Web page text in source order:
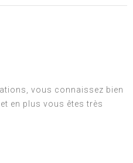
vous connaissez bien
en plus vous êtes très